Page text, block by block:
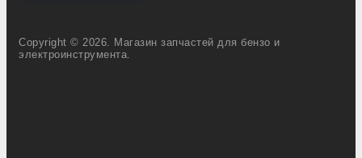
Copyright © 2026. Магазин запчастей для бензо и
электроинструмента.